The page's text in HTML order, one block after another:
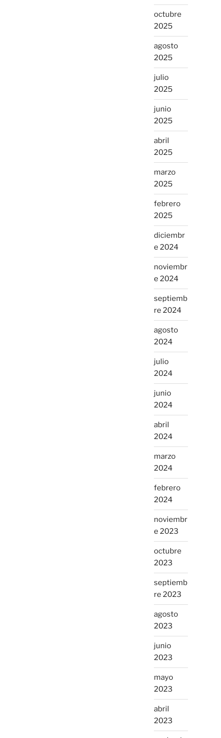
octubre
2025
agosto
2025
julio
2025
junio
2025
abril
2025
marzo
2025
febrero
2025
diciembr
e 2024
noviembr
e 2024
septiemb
re 2024
agosto
2024
julio
2024
junio
2024
abril
2024
marzo
2024
febrero
2024
noviembr
e 2023
octubre
2023
septiemb
re 2023
agosto
2023
junio
2023
mayo
2023
abril
2023